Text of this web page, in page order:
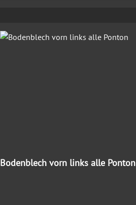
Bodenblech vorn links alle Ponton